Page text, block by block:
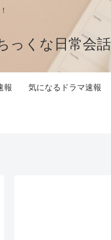
っくな日常会話
報 気になるドラマ速報